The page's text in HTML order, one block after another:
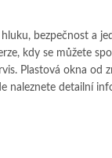
bezpečnost a
kdy se můžete
Plastová okna od
naleznete detailní